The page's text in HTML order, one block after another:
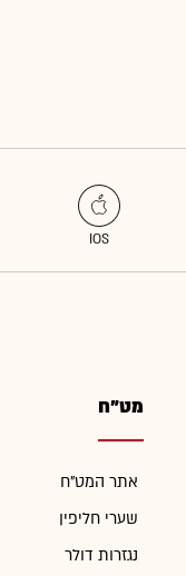
מט"ח
אתר המט"ח
שערי חליפין
נגזרות דולר